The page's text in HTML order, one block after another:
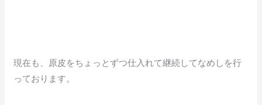
現在も、原皮をちょっとずつ仕入れて継続してなめしを行
っております。